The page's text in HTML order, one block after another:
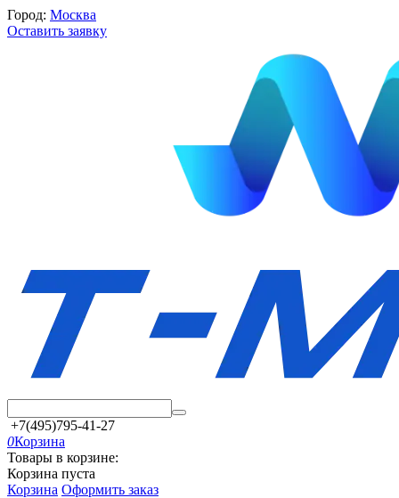
Город: Москва
Оставить заявку
+7(495)795-41-27
0Корзина
Товары в корзине:
Корзина пуста
Корзина Оформить заказ